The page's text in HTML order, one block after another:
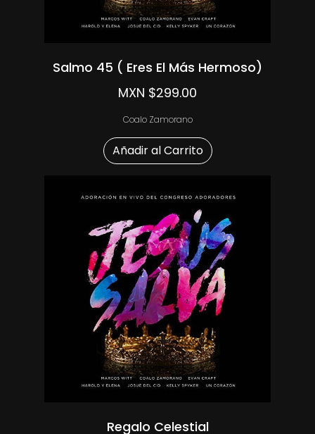
Salmo 45 ( Eres El Más Hermoso)
MXN $299.00
Coalo Zamorano
Añadir al Carrito
Regalo Celestial